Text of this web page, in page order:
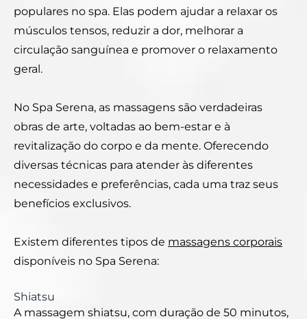
populares no spa. Elas podem ajudar a relaxar os
músculos tensos, reduzir a dor, melhorar a
circulação sanguínea e promover o relaxamento
geral.
No Spa Serena, as massagens são verdadeiras
obras de arte, voltadas ao bem-estar e à
revitalização do corpo e da mente. Oferecendo
diversas técnicas para atender às diferentes
necessidades e preferências, cada uma traz seus
benefícios exclusivos.
Existem diferentes tipos de massagens corporais
disponíveis no Spa Serena:
Shiatsu
A massagem shiatsu, com duração de 50 minutos,